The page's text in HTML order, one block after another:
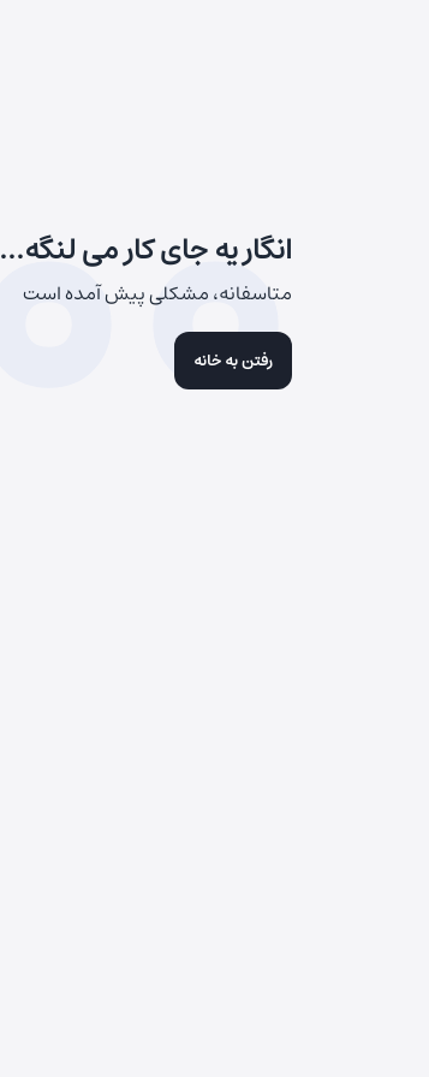
انگار یه جای کار می لنگه...
متاسفانه، مشکلی پیش آمده است
رفتن به خانه
500